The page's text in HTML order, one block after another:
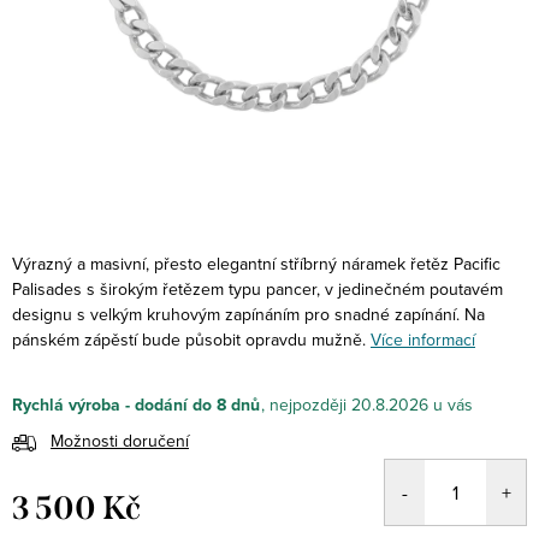
Výrazný a masivní, přesto elegantní stříbrný náramek řetěz Pacific
Palisades s širokým řetězem typu pancer, v jedinečném poutavém
designu s velkým kruhovým zapínáním pro snadné zapínání. Na
pánském zápěstí bude působit opravdu mužně. Více informací
Rychlá výroba - dodání do 8 dnů
20.8.2026
Možnosti doručení
3 500 Kč